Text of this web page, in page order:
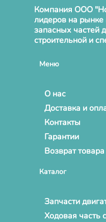
Компания ООО
лидеров на
запасных частей
строительной и
Меню
О нас
Доставка и
Контакты
Гарантии
Возврат товара
Каталог
Запчасти
Ходовая часть